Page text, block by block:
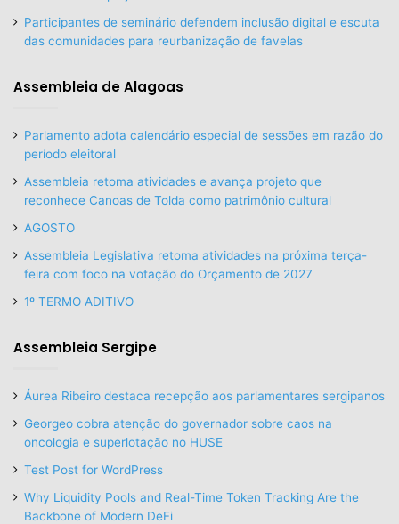
Participantes de seminário defendem inclusão digital e escuta
das comunidades para reurbanização de favelas
Assembleia de Alagoas
Parlamento adota calendário especial de sessões em razão do
período eleitoral
Assembleia retoma atividades e avança projeto que
reconhece Canoas de Tolda como patrimônio cultural
AGOSTO
Assembleia Legislativa retoma atividades na próxima terça-
feira com foco na votação do Orçamento de 2027
1º TERMO ADITIVO
Assembleia Sergipe
Áurea Ribeiro destaca recepção aos parlamentares sergipanos
Georgeo cobra atenção do governador sobre caos na
oncologia e superlotação no HUSE
Test Post for WordPress
Why Liquidity Pools and Real-Time Token Tracking Are the
Backbone of Modern DeFi